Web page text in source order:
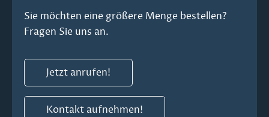
Sie möchten eine größere Menge bestellen?
Fragen Sie uns an.
Jetzt anrufen!
Kontakt aufnehmen!